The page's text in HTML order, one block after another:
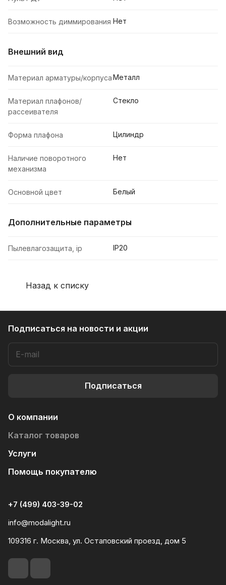
Возможность диммирования Нет
Внешний вид
Материал арматуры/корпусаМеталл
Материал плафонов/
рассеивателя
Стекло
Форма плафона Цилиндр
Наличие поворотного
механизма
Нет
Основной цвет Белый
Дополнительные параметры
Пылевлагозащита, ip IP20
Назад к списку
Подписаться на новости и акции
Подписаться
О компании
Каталог товаров
Услуги
Помощь покупателю
+7 (499) 403-39-02
info@modalight.ru
109316 г. Москва, ул. Остаповский проезд, дом 5